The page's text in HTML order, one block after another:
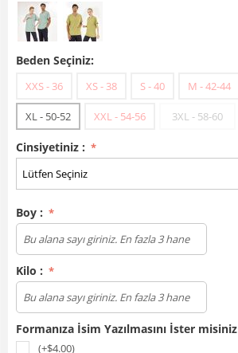
Beden Seçiniz:
XXS - 36 XS - 38 S - 40 M - 42-44
XL - 50-52 XXL - 54-56 3XL - 58-60
Cinsiyetiniz :
Boy :
Kilo :
Formanıza İsim Yazılmasını İster misiniz
(+$4.00)